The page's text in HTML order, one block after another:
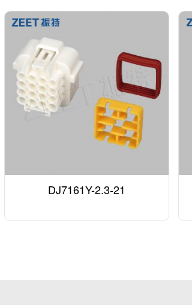
DJ7161Y-2.3-21